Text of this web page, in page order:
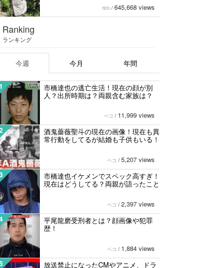
rico / 645,668 views
Ranking
ランキング
今週 今月 年間
市橋達也の逃亡生活！現在の顔が別
人？出所時期は？両親含む家族は？
ペコ / 11,999 views
酒鬼薔薇聖斗の現在の画像！現在も異
常行動をしてるが結婚も子供もいる！
ペコ / 5,207 views
市橋達也イケメンでスペック高すぎ！
現在はどうしてる？両親が語ったこと
ペコ / 2,397 views
平尾龍磨受刑者とは？顔画像や犯罪
歴！
ペコ / 1,884 views
放送禁止になったCMやアニメ、ドラ